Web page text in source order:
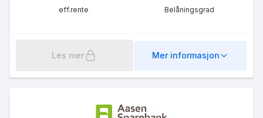
eff.rente Belåningsgrad
Les mer Mer informasjon